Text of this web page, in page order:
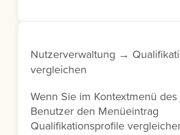
Nutzerverwaltung →
vergleichen
Wenn Sie im Kontextmenü
Benutzer den Menüeintrag
Qualifikationsprofile